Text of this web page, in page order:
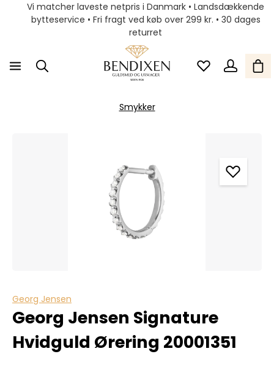
Vi matcher laveste netpris i Danmark • Landsdækkende
bytteservice • Fri fragt ved køb over 299 kr. • 30 dages
returret
Smykker
Georg Jensen
Georg Jensen Signature
Hvidguld Ørering 20001351